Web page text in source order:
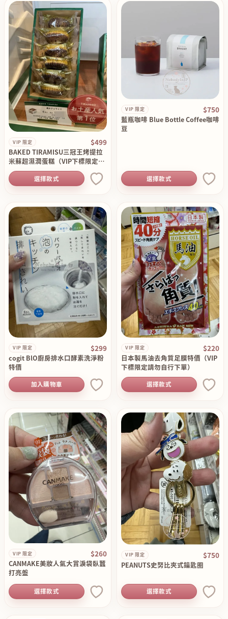
VIP 限定 $499
BAKED TIRAMISU三冠王烤提拉
米蘇超濕潤蛋糕（VIP下標限定請
勿自行下單）
選擇款式
VIP 限定 $750
藍瓶咖啡 Blue Bottle Coffee咖啡
豆
選擇款式
VIP 限定 $299
cogit BlO廚房排水口酵素洗淨粉
特價
加入購物車
VIP 限定 $220
日本製馬油去角質足膜特價（VIP
下標限定請勿自行下單）
選擇款式
VIP 限定 $260
CANMAKE美妝人氣大賞淚袋臥蠶
打亮盤
選擇款式
VIP 限定 $750
PEANUTS史努比夾式鑰匙圈
選擇款式